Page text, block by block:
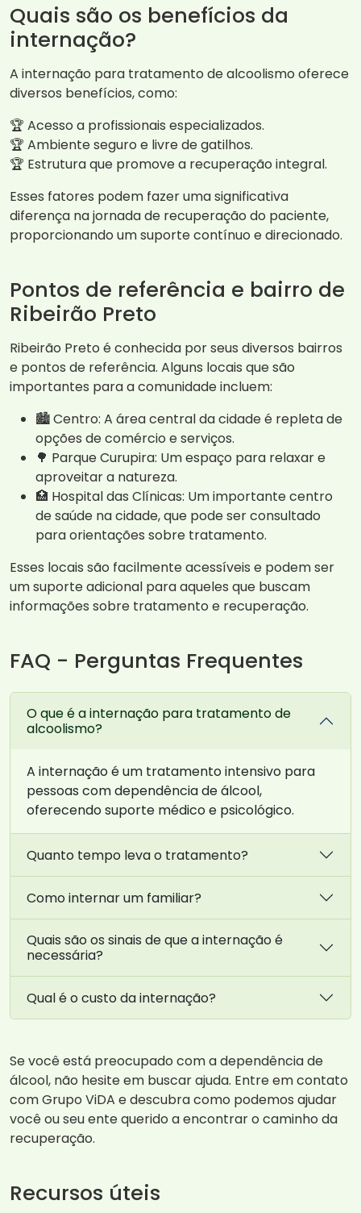
Quais são os benefícios da
internação?
A internação para tratamento de alcoolismo oferece
diversos benefícios, como:
🏆 Acesso a profissionais especializados.
🏆 Ambiente seguro e livre de gatilhos.
🏆 Estrutura que promove a recuperação integral.
Esses fatores podem fazer uma significativa
diferença na jornada de recuperação do paciente,
proporcionando um suporte contínuo e direcionado.
Pontos de referência e bairro de
Ribeirão Preto
Ribeirão Preto é conhecida por seus diversos bairros
e pontos de referência. Alguns locais que são
importantes para a comunidade incluem:
🏙️ Centro: A área central da cidade é repleta de
opções de comércio e serviços.
🌳 Parque Curupira: Um espaço para relaxar e
aproveitar a natureza.
🏥 Hospital das Clínicas: Um importante centro
de saúde na cidade, que pode ser consultado
para orientações sobre tratamento.
Esses locais são facilmente acessíveis e podem ser
um suporte adicional para aqueles que buscam
informações sobre tratamento e recuperação.
FAQ - Perguntas Frequentes
O que é a internação para tratamento de
alcoolismo?
A internação é um tratamento intensivo para
pessoas com dependência de álcool,
oferecendo suporte médico e psicológico.
Quanto tempo leva o tratamento?
Como internar um familiar?
Quais são os sinais de que a internação é
necessária?
Qual é o custo da internação?
Se você está preocupado com a dependência de
álcool, não hesite em buscar ajuda. Entre em contato
com Grupo ViDA e descubra como podemos ajudar
você ou seu ente querido a encontrar o caminho da
recuperação.
Recursos úteis